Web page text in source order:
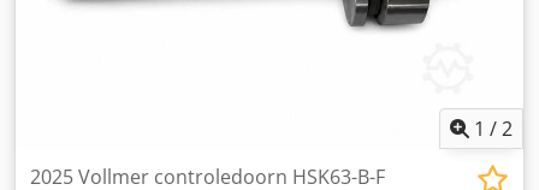
1 /2
2025 Vollmer controledoorn HSK63-B-F